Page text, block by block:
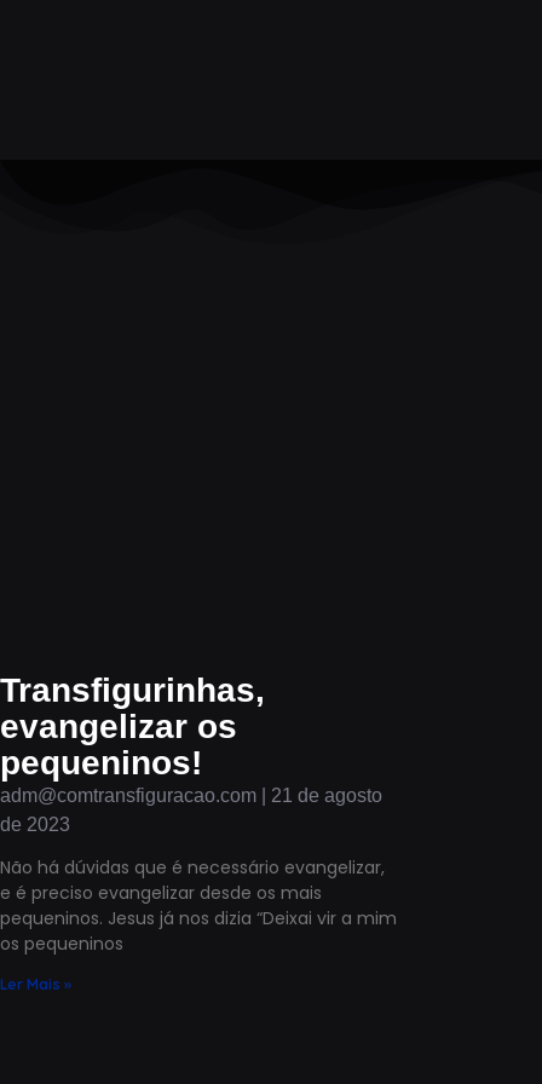
Transfigurinhas,
evangelizar os
pequeninos!
adm@comtransfiguracao.com
21 de agosto
de 2023
Não há dúvidas que é necessário evangelizar,
e é preciso evangelizar desde os mais
pequeninos. Jesus já nos dizia “Deixai vir a mim
os pequeninos
Ler Mais »